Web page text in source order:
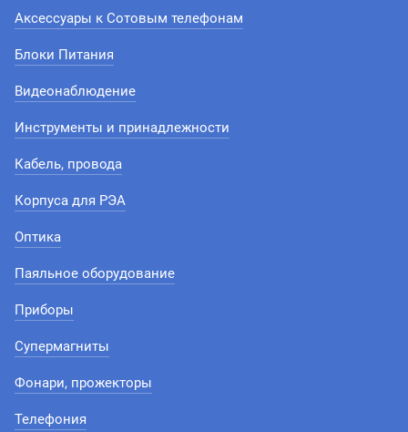
Аксессуары к Сотовым телефонам
Блоки Питания
Видеонаблюдение
Инструменты и принадлежности
Кабель, провода
Корпуса для РЭА
Оптика
Паяльное оборудование
Приборы
Супермагниты
Фонари, прожекторы
Телефония